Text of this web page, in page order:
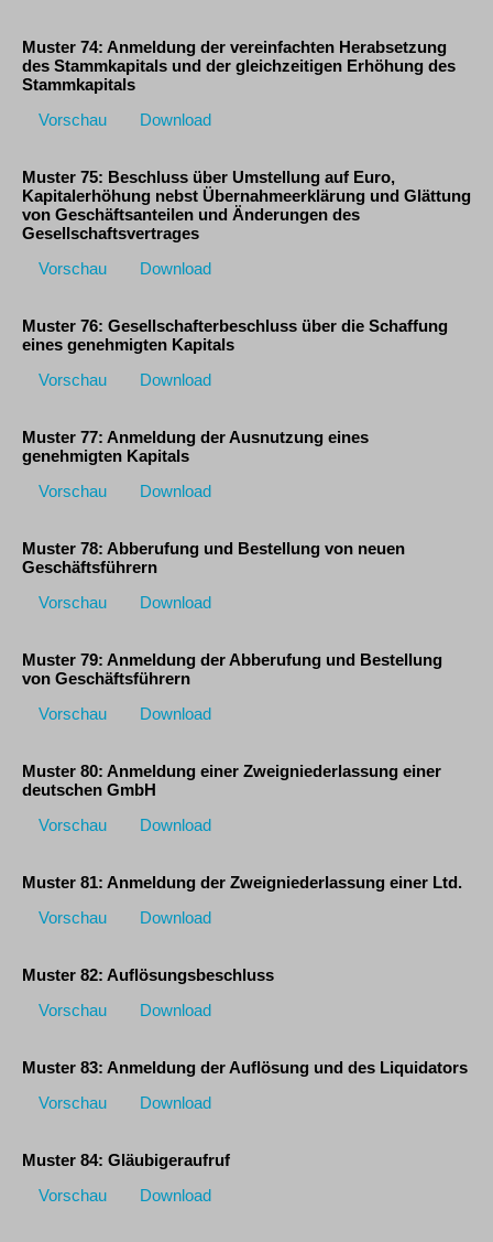
Muster 74: Anmeldung der vereinfachten Herabsetzung
des Stammkapitals und der gleichzeitigen Erhöhung des
Stammkapitals
Vorschau
Download
Muster 75: Beschluss über Umstellung auf Euro,
Kapitalerhöhung nebst Übernahmeerklärung und Glättung
von Geschäftsanteilen und Änderungen des
Gesellschaftsvertrages
Vorschau
Download
Muster 76: Gesellschafterbeschluss über die Schaffung
eines genehmigten Kapitals
Vorschau
Download
Muster 77: Anmeldung der Ausnutzung eines
genehmigten Kapitals
Vorschau
Download
Muster 78: Abberufung und Bestellung von neuen
Geschäftsführern
Vorschau
Download
Muster 79: Anmeldung der Abberufung und Bestellung
von Geschäftsführern
Vorschau
Download
Muster 80: Anmeldung einer Zweigniederlassung einer
deutschen GmbH
Vorschau
Download
Muster 81: Anmeldung der Zweigniederlassung einer Ltd.
Vorschau
Download
Muster 82: Auflösungsbeschluss
Vorschau
Download
Muster 83: Anmeldung der Auflösung und des Liquidators
Vorschau
Download
Muster 84: Gläubigeraufruf
Vorschau
Download